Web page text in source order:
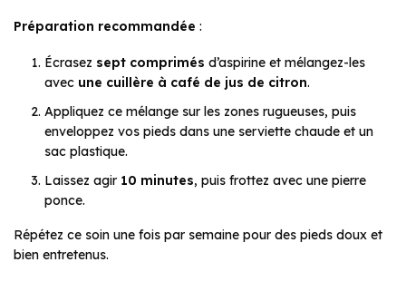
Préparation recommandée :
Écrasez sept comprimés d’aspirine et mélangez-les
avec une cuillère à café de jus de citron.
Appliquez ce mélange sur les zones rugueuses, puis
enveloppez vos pieds dans une serviette chaude et un
sac plastique.
Laissez agir 10 minutes, puis frottez avec une pierre
ponce.
Répétez ce soin une fois par semaine pour des pieds doux et
bien entretenus.